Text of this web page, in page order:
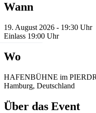
Wann
19. August 2026 - 19:30 Uhr
Einlass 19:00 Uhr
Wo
HAFENBÜHNE im
Hamburg, Deutschland
Über das Event